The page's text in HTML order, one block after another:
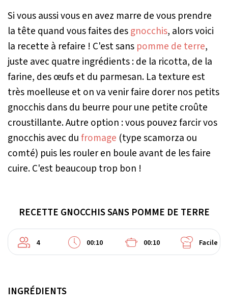
Si vous aussi vous en avez marre de vous prendre
la tête quand vous faites desgnocchis, alors voici
la recette à refaire ! C'est sans pomme de terre,
juste avec quatre ingrédients : de la ricotta, de la
farine, des œufs et du parmesan. La texture est
très moelleuse et on va venir faire dorer nos petits
gnocchis dans du beurre pour une petite croûte
croustillante. Autre option : vous pouvez farcir vos
gnocchis avec dufromage (type scamorza ou
comté) puis les rouler en boule avant de les faire
cuire. C'est beaucoup trop bon !
RECETTE GNOCCHIS SANS POMME DE TERRE
4 00:10 00:10 Facile
INGRÉDIENTS